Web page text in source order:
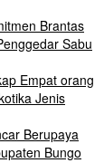
Brantas
Sabu
Empat orang
Jenis
Berupaya
Bungo